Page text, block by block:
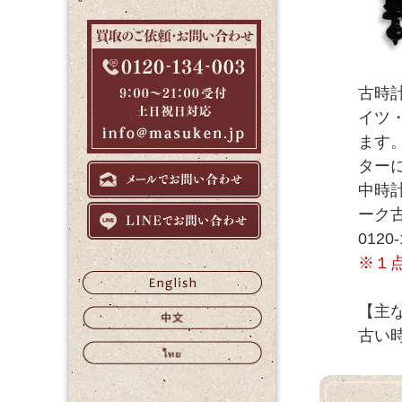
古時
イツ
ます
ター
中時
ーク
※１
【主
古い